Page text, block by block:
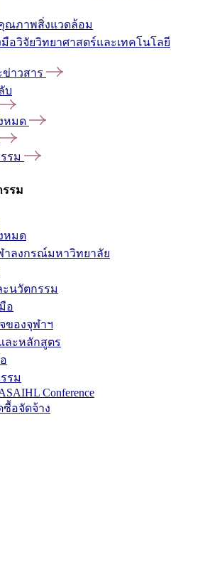
ณภาพสิ่งแวดล้อม
อวิจัยวิทยาศาสตร์และเทคโนโลยี
าวสาร
บ
หมด
รม
รรม
หมด
าลงกรณ์มหาวิทยาลัย
ะนวัตกรรม
อ
ของจุฬาฯ
ละหลักสูตร
รม
Conference
ซื้อจัดจ้าง